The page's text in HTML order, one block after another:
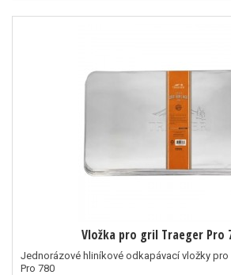
Vložka pro gril Traeger Pro
Jednorázové hliníkové odkapávací vložky pro
Pro 780